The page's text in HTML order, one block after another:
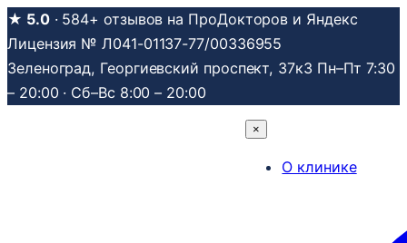
Перейти
к
содержимому
★ 5.0· 584+ отзывов на ПроДокторов и Яндекс
Лицензия № Л041-01137-77/00336955
Зеленоград, Георгиевский проспект, 37к3 Пн–Пт 7:30
– 20:00 · Сб–Вс 8:00 – 20:00
×
О клинике